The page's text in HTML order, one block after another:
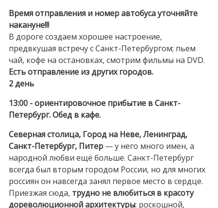
Время отправления и номер автобуса уточняйте
накануне!!!
В дороге создаем хорошее настроение,
предвкушая встречу с Санкт-Петербургом; пьем
чай, кофе на остановках, смотрим фильмы на DVD.
Есть отправление из других городов.
2 день
13:00 - ориентировочное прибытие в Санкт-
Петербург.Обед в кафе.
Северная столица, Город на Неве, Ленинград,
Санкт-Петербург, Питер— у него много имен, а
народной любви ещё больше. Санкт-Петербург
всегда был вторым городом России, но для многих
россиян он навсегда занял первое место в сердце.
Приезжая сюда, трудно не влюбиться в красоту
дореволюционной архитектуры: роскошной,